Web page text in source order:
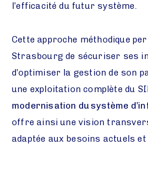
l’efficacité du futur système.
Cette approche méthodique
Strasbourg de sécuriser ses
d’optimiser la gestion de son
une exploitation complète du
modernisation du système
offre ainsi une vision
adaptée aux besoins actuels